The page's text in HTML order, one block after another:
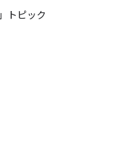
トピック